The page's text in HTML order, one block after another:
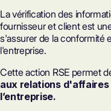
La vérification des
fournisseur et client est
s'assurer de la conformité
l'entreprise.
Cette action RSE permet
aux relations
l’entreprise.